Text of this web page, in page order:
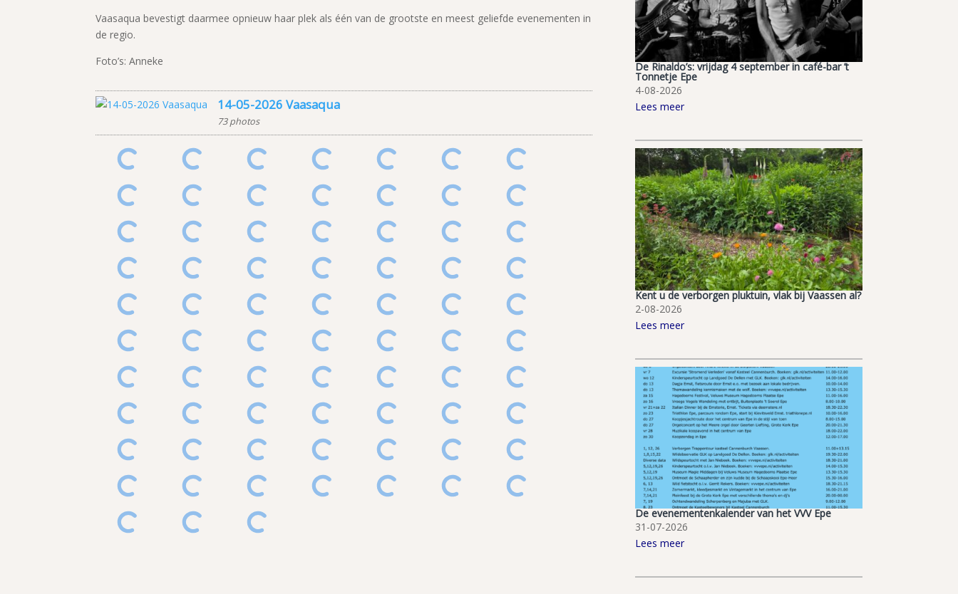
Vaasaqua bevestigt daarmee opnieuw haar plek als één van de grootste en meest geliefde evenementen in
de regio.
Foto’s: Anneke
14-05-2026 Vaasaqua
73 photos
De Rinaldo’s: vrijdag 4 september in café-bar ’t
Tonnetje Epe
4-08-2026
Lees meer
Kent u de verborgen pluktuin, vlak bij Vaassen al?
2-08-2026
Lees meer
De evenementenkalender van het VVV Epe
31-07-2026
Lees meer